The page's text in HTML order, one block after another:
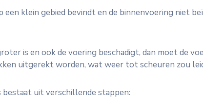
een klein gebied bevindt en de binnenvoering niet
is en ook de voering beschadigt, dan moet de
uitgerekt worden, wat weer tot scheuren zou
bestaat uit verschillende stappen: